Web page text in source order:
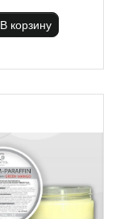
В корзину